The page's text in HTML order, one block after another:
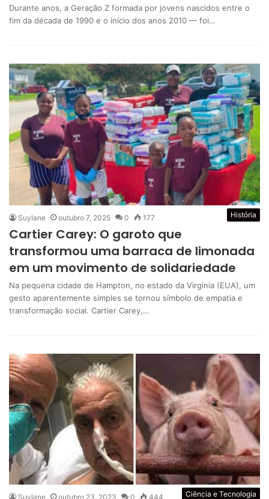
Durante anos, a Geração Z formada por jovens nascidos entre o
fim da década de 1990 e o início dos anos 2010 — foi…
História
Suylane outubro 7, 2025 0 177
Cartier Carey: O garoto que
transformou uma barraca de limonada
em um movimento de solidariedade
Na pequena cidade de Hampton, no estado da Virgínia (EUA), um
gesto aparentemente simples se tornou símbolo de empatia e
transformação social. Cartier Carey,…
Ciência e Tecnologia
Suylane outubro 23, 2023 0 444